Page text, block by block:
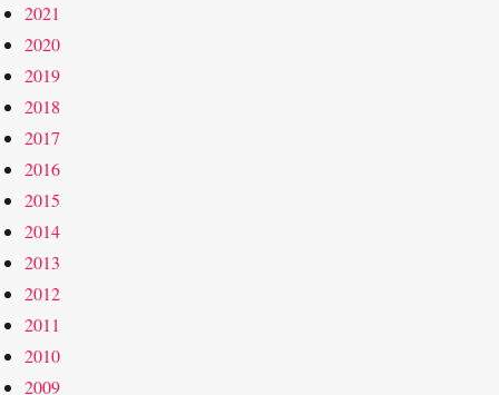
2021
2020
2019
2018
2017
2016
2015
2014
2013
2012
2011
2010
2009